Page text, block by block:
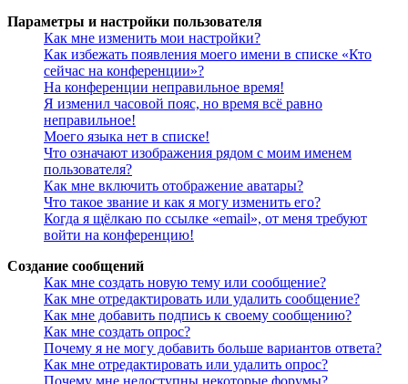
Параметры и настройки пользователя
Как мне изменить мои настройки?
Как избежать появления моего имени в списке «Кто
сейчас на конференции»?
На конференции неправильное время!
Я изменил часовой пояс, но время всё равно
неправильное!
Моего языка нет в списке!
Что означают изображения рядом с моим именем
пользователя?
Как мне включить отображение аватары?
Что такое звание и как я могу изменить его?
Когда я щёлкаю по ссылке «email», от меня требуют
войти на конференцию!
Создание сообщений
Как мне создать новую тему или сообщение?
Как мне отредактировать или удалить сообщение?
Как мне добавить подпись к своему сообщению?
Как мне создать опрос?
Почему я не могу добавить больше вариантов ответа?
Как мне отредактировать или удалить опрос?